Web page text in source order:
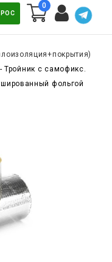
0
Тройник c самофикс.
фольгой